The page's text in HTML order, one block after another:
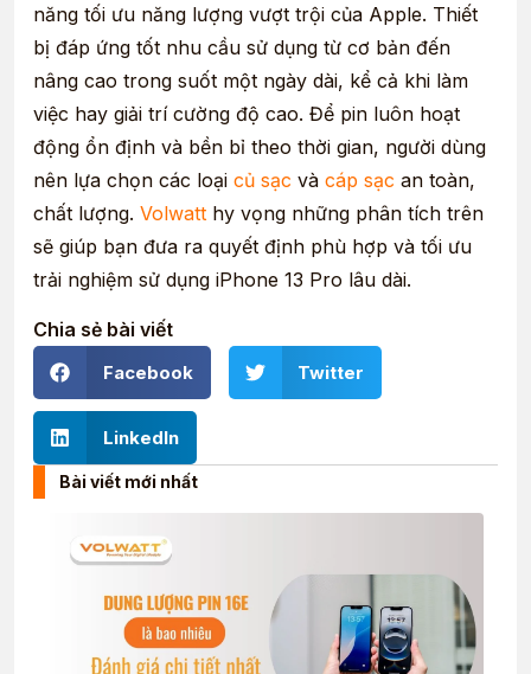
năng tối ưu năng lượng vượt trội của Apple. Thiết
bị đáp ứng tốt nhu cầu sử dụng từ cơ bản đến
nâng cao trong suốt một ngày dài, kể cả khi làm
việc hay giải trí cường độ cao. Để pin luôn hoạt
động ổn định và bền bỉ theo thời gian, người dùng
nên lựa chọn các loại củ sạc và cáp sạc an toàn,
chất lượng. Volwatt hy vọng những phân tích trên
sẽ giúp bạn đưa ra quyết định phù hợp và tối ưu
trải nghiệm sử dụng iPhone 13 Pro lâu dài.
Chia sẻ bài viết
Facebook Twitter
LinkedIn
Bài viết mới nhất